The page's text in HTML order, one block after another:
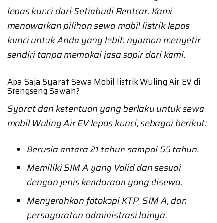
lepas kunci dari Setiabudi Rentcar. Kami
menawarkan pilihan sewa mobil listrik lepas
kunci untuk Anda yang lebih nyaman menyetir
sendiri tanpa memakai jasa sopir dari kami.
Apa Saja Syarat Sewa Mobil listrik Wuling Air EV di
Srengseng Sawah?
Syarat dan ketentuan yang berlaku untuk sewa
mobil Wuling Air EV lepas kunci, sebagai berikut:
Berusia antara 21 tahun sampai 55 tahun.
Memiliki SIM A yang Valid dan sesuai
dengan jenis kendaraan yang disewa.
Menyerahkan fotokopi KTP, SIM A, dan
persayaratan administrasi lainya.